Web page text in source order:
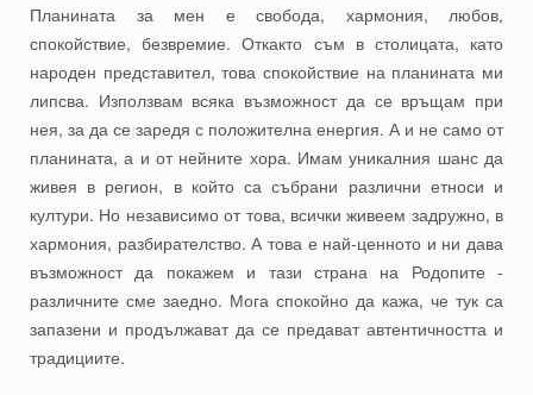
Планината за мен е свобода, хармония, любов,
спокойствие, безвремие. Откакто съм в столицата, като
народен представител, това спокойствие на планината ми
липсва. Използвам всяка възможност да се връщам при
нея, за да се заредя с положителна енергия. А и не само от
планината, а и от нейните хора. Имам уникалния шанс да
живея в регион, в който са събрани различни етноси и
култури. Но независимо от това, всички живеем задружно, в
хармония, разбирателство. А това е най-ценното и ни дава
възможност да покажем и тази страна на Родопите -
различните сме заедно. Мога спокойно да кажа, че тук са
запазени и продължават да се предават автентичността и
традициите.